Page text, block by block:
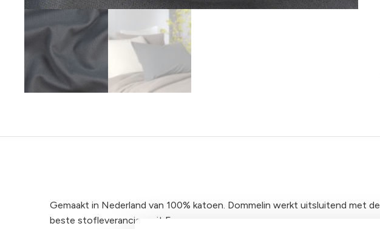
Gemaakt in Nederland van 100% katoen. Dommelin werkt uitsluitend met de
beste stofleveranciers uit Europa.